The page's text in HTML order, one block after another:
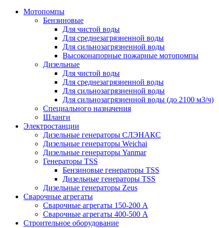
Мотопомпы
Бензиновые
Для чистой воды
Для среднезагрязненной воды
Для сильнозагрязненной воды
Высоконапорные пожарные мотопомпы
Дизельные
Для чистой воды
Для среднезагрязненной воды
Для сильнозагрязненной воды
Для сильнозагрязненной воды (до 2100 м3/ч)
Специального назначения
Шланги
Электростанции
Дизельные генераторы СЛЭНАКС
Дизельные генераторы Weichai
Дизельные генераторы Yanmar
Генераторы TSS
Бензиновые генераторы TSS
Дизельные генераторы TSS
Дизельные генераторы Zeus
Сварочные агрегаты
Сварочные агрегаты 150-200 А
Сварочные агрегаты 400-500 А
Строительное оборудование